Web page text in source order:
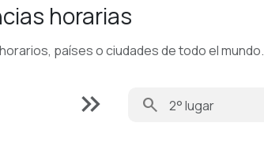
horarias
países o ciudades de todo el mundo.
keyboard_double_arrow_right search